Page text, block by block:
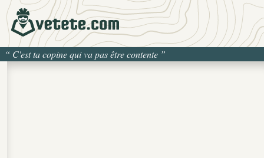
“ C'est ta copine qui va pas être contente ”